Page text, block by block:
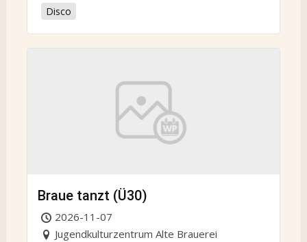
Disco
Braue tanzt (Ü30)
2026-11-07
Jugendkulturzentrum Alte Brauerei